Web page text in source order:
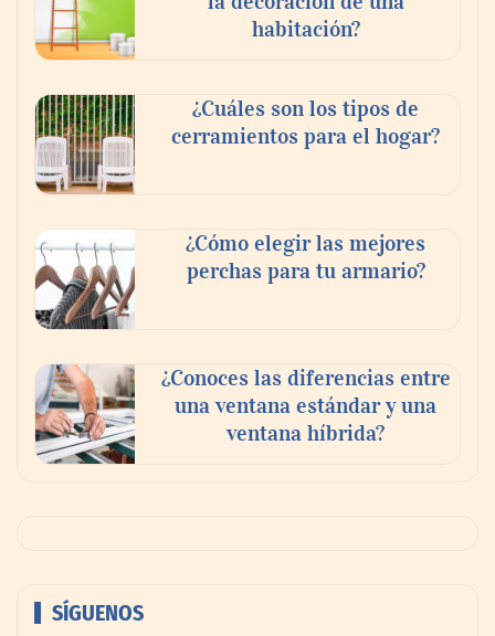
habitación?
¿Cuáles son los tipos de
cerramientos para el hogar?
¿Cómo elegir las mejores
perchas para tu armario?
¿Conoces las diferencias entre
una ventana estándar y una
ventana híbrida?
SÍGUENOS